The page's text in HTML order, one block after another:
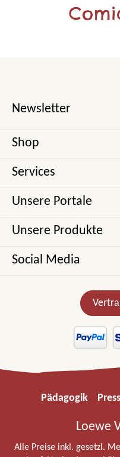
Newsletter
Shop
Services
Unsere Portale
Unsere Produkte
Social Media
Pädagogik
Loewe
Alle Preise inkl. gesetzl.